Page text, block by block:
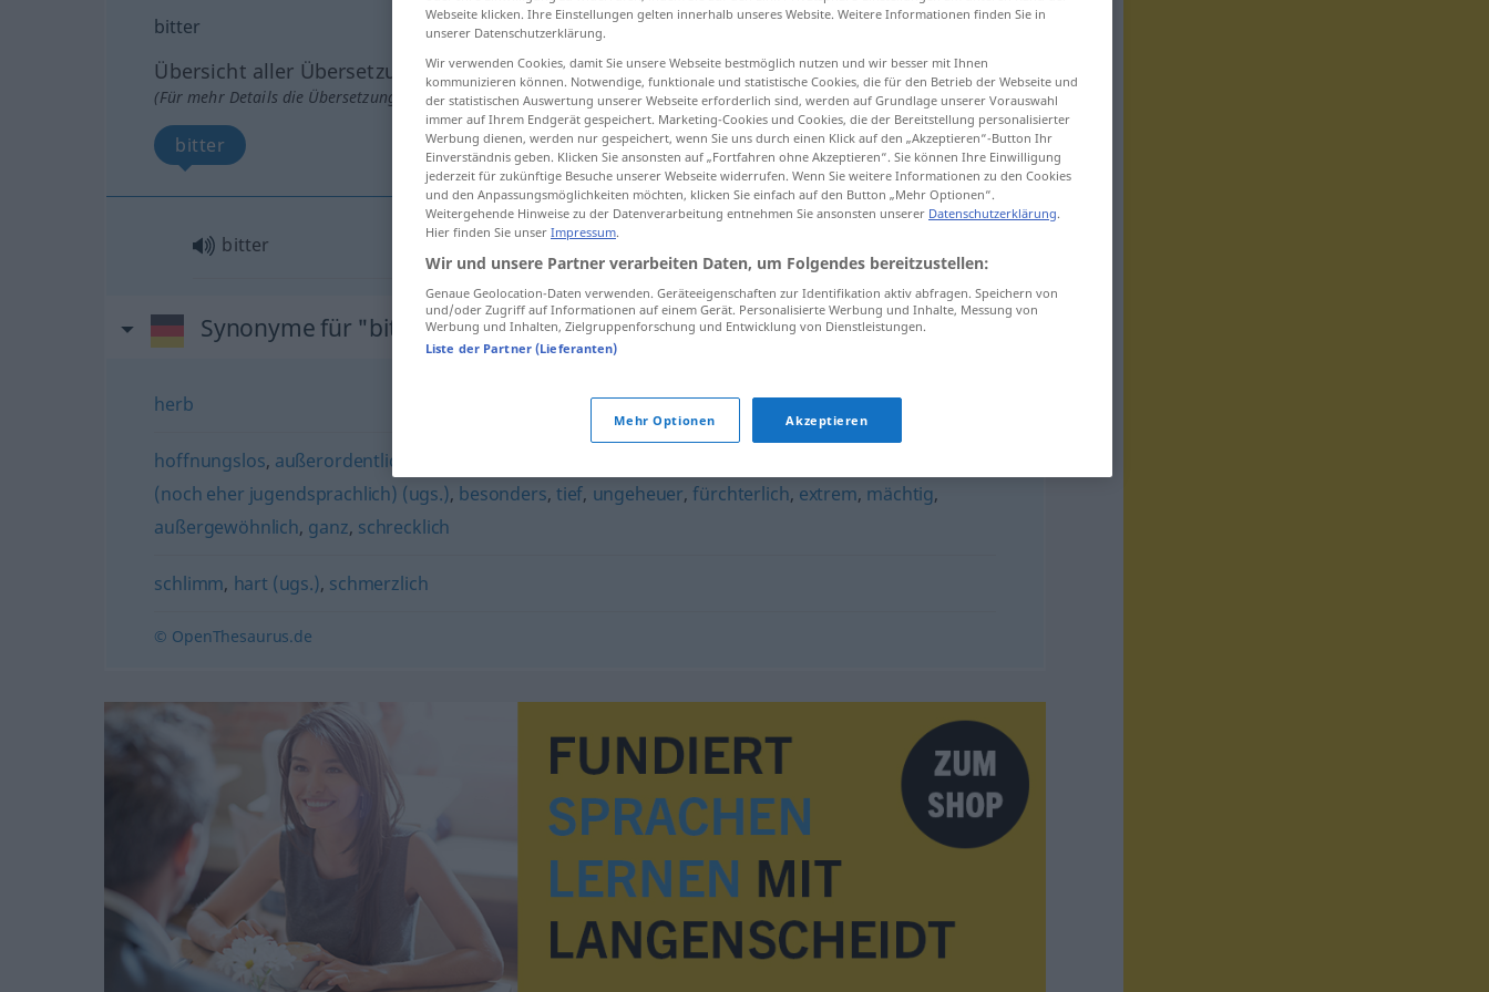
bitter
Übersicht aller Übersetzungen
(Für mehr Details die Übersetzung anklicken/antippen)
bitter
bitter
Synonyme für "bitter"
herb
hoffnungslos, außerordentlich
(noch eher jugendsprachlich) (ugs.), besonders, tief, ungeheuer,fürchterlich, extrem, mächtig,
außergewöhnlich, ganz, schrecklich
schlimm, hart (ugs.), schmerzlich
© OpenThesaurus.de
Webseite klicken. Ihre Einstellungen gelten innerhalb unseres Website. Weitere Informationen finden Sie in
unserer Datenschutzerklärung.
Wir verwenden Cookies, damit Sie unsere Webseite bestmöglich nutzen und wir besser mit Ihnen
kommunizieren können. Notwendige, funktionale und statistische Cookies, die für den Betrieb der Webseite und
der statistischen Auswertung unserer Webseite erforderlich sind, werden auf Grundlage unserer Vorauswahl
immer auf Ihrem Endgerät gespeichert. Marketing-Cookies und Cookies, die der Bereitstellung personalisierter
Werbung dienen, werden nur gespeichert, wenn Sie uns durch einen Klick auf den „Akzeptieren“-Button Ihr
Einverständnis geben. Klicken Sie ansonsten auf „Fortfahren ohne Akzeptieren“. Sie können Ihre Einwilligung
jederzeit für zukünftige Besuche unserer Webseite widerrufen. Wenn Sie weitere Informationen zu den Cookies
und den Anpassungsmöglichkeiten möchten, klicken Sie einfach auf den Button „Mehr Optionen“.
Weitergehende Hinweise zu der Datenverarbeitung entnehmen Sie ansonsten unserer Datenschutzerklärung.
Hier finden Sie unser Impressum.
Wir und unsere Partner verarbeiten Daten, um Folgendes bereitzustellen:
Genaue Geolocation-Daten verwenden. Geräteeigenschaften zur Identifikation aktiv abfragen. Speichern von
und/oder Zugriff auf Informationen auf einem Gerät. Personalisierte Werbung und Inhalte, Messung von
Werbung und Inhalten, Zielgruppenforschung und Entwicklung von Dienstleistungen.
Liste der Partner (Lieferanten)
Mehr Optionen Akzeptieren